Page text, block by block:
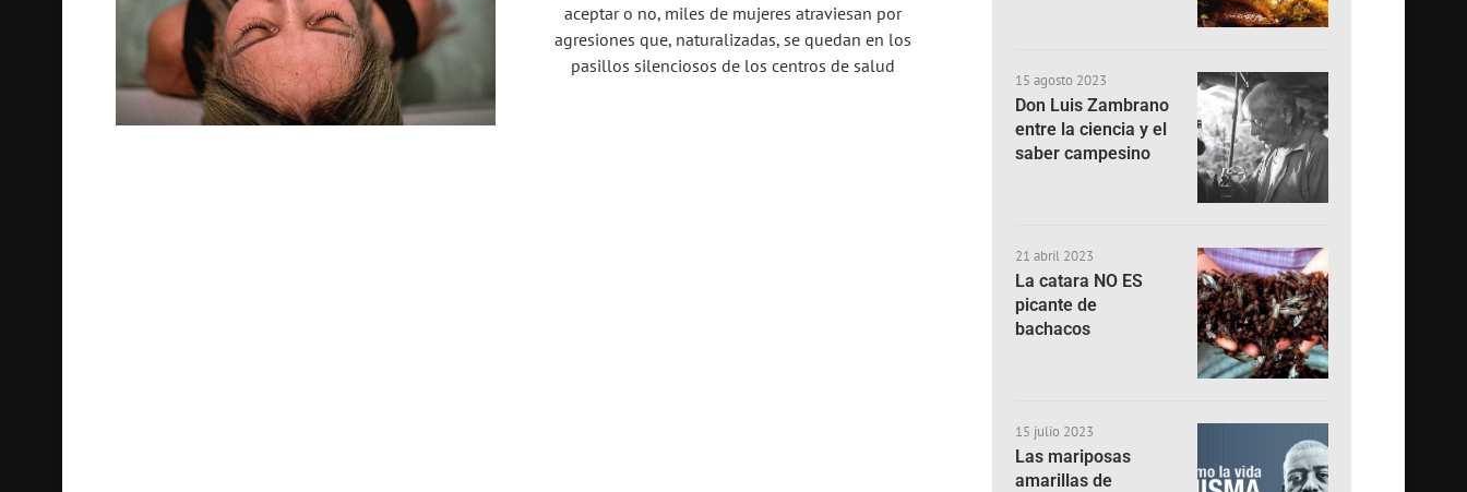
aceptar o no, miles de mujeres atraviesan por
agresiones que, naturalizadas, se quedan en los
pasillos silenciosos de los centros de salud
15 agosto 2023
Don Luis Zambrano
entre la ciencia y el
saber campesino
21 abril 2023
La catara NO ES
picante de
bachacos
15 julio 2023
Las mariposas
amarillas de